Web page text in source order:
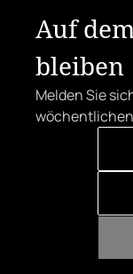
Auf
bleiben
Melden Sie